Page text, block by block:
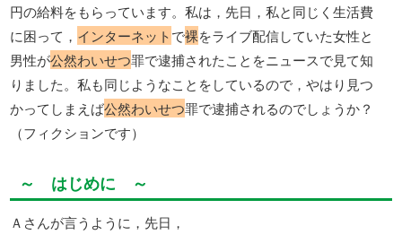
円の給料をもらっています。私は，先日，私と同じく生活費
に困って， インターネットで裸をライブ配信していた女性と
男性が公然わいせつ罪で逮捕されたことをニュースで見て知
りました。私も同じようなことをしているので，やはり見つ
かってしまえば公然わいせつ罪で逮捕されるのでしょうか？
（フィクションです）
～ はじめに ～
Ａさんが言うように，先日，